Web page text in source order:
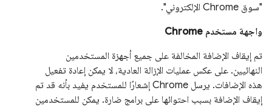
"سوق Chrome الإلكتروني".
واجهة مستخدم Chrome
تم إيقاف الإضافة المخالفة على جميع أجهزة المستخدمين
النهائيين. على عكس عمليات الإزالة العادية، لا يمكن إعادة تفعيل
هذه الإضافات. يرسل Chrome إشعارًا للمستخدم يفيد بأنه قد تم
إيقاف الإضافة بسبب احتوائها على برامج ضارة. يمكن للمستخدمين